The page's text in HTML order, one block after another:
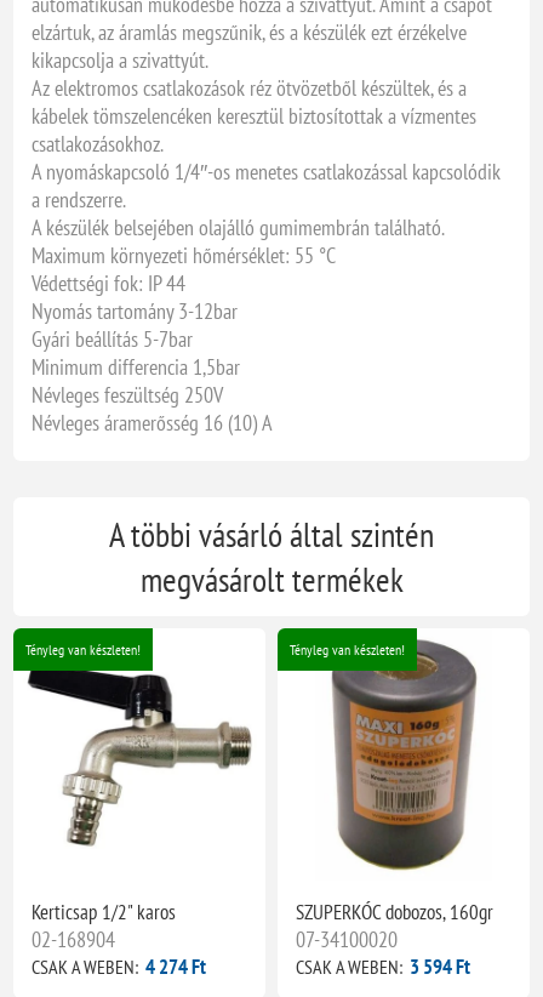
elzártuk, az áramlás megszűnik, és a készülék ezt érzékelve
kikapcsolja a szivattyút.
Az elektromos csatlakozások réz ötvözetből készültek, és a
kábelek tömszelencéken keresztül biztosítottak a vízmentes
csatlakozásokhoz.
A nyomáskapcsoló 1/4″-os menetes csatlakozással kapcsolódik
a rendszerre.
A készülék belsejében olajálló gumimembrán található.
Maximum környezeti hőmérséklet: 55 °C
Védettségi fok: IP 44
Nyomás tartomány 3-12bar
Gyári beállítás 5-7bar
Minimum differencia 1,5bar
Névleges feszültség 250V
Névleges áramerősség 16 (10) A
A többi vásárló által szintén
megvásárolt termékek
Tényleg van készleten!
Kerticsap 1/2" karos
02-168904
CSAK A WEBEN: 4 274 Ft
Tényleg van készleten!
SZUPERKÓC dobozos, 160gr
07-34100020
CSAK A WEBEN: 3 594 Ft